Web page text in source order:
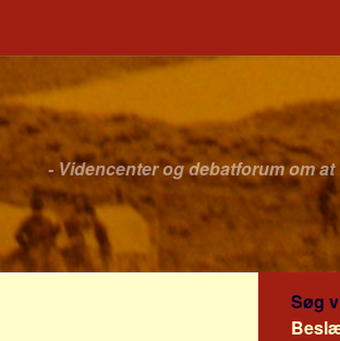
- Videncenter og debatforum om
Søg